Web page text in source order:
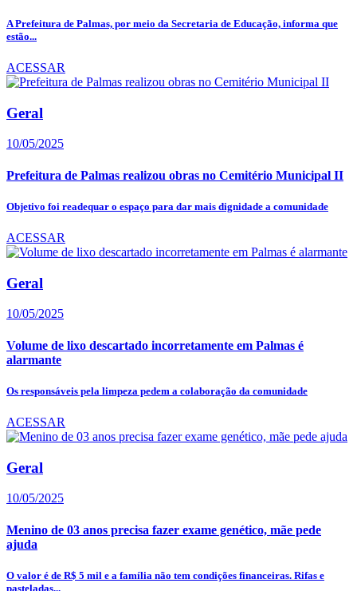
A Prefeitura de Palmas, por meio da Secretaria de Educação, informa que
estão...
ACESSAR
Geral
10/05/2025
Prefeitura de Palmas realizou obras no Cemitério Municipal II
Objetivo foi readequar o espaço para dar mais dignidade a comunidade
ACESSAR
Geral
10/05/2025
Volume de lixo descartado incorretamente em Palmas é
alarmante
Os responsáveis pela limpeza pedem a colaboração da comunidade
ACESSAR
Geral
10/05/2025
Menino de 03 anos precisa fazer exame genético, mãe pede
ajuda
O valor é de R$ 5 mil e a família não tem condições financeiras. Rifas e
pasteladas...